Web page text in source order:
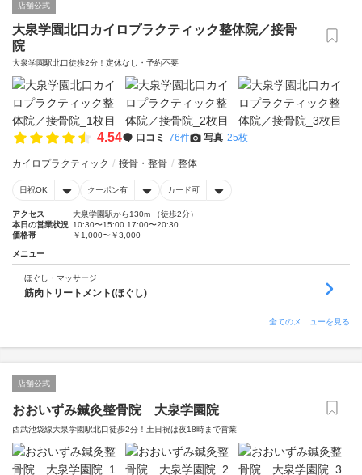
店舗公式
大泉学園北口カイロプラクティック整体院／接骨
院
大泉学園駅北口徒歩2分！定休なし・予約不要
4.54 口コミ 76件 写真 25枚
カイロプラクティック 接骨・整骨 整体
日祝OK クーポン有 カード可
アクセス
大泉学園駅から130m （徒歩2分）
本日の営業状況 10:30〜15:00 17:00〜20:30
価格帯
￥1,000〜￥3,000
メニュー
ほぐし・マッサージ
筋肉トリートメント(ほぐし)
全てのメニューを見る
店舗公式
おおいずみ鍼灸整骨院 大泉学園院
西武池袋線大泉学園駅北口徒歩2分！土日祝は夜18時まで営業